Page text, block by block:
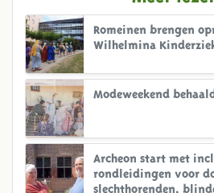
Romeinen brengen
Wilhelmina
Modeweekend
Archeon start met
rondleidingen voor
slechthorenden,